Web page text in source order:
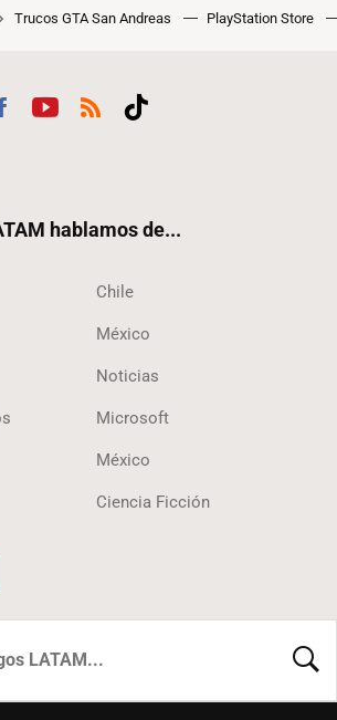
Trucos GTA San Andreas PlayStation Store
hablamos de...
Chile
México
Noticias
Microsoft
México
Ciencia Ficción